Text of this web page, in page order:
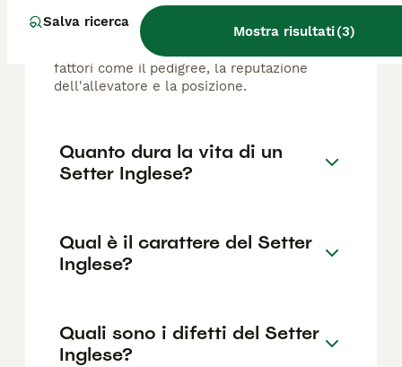
Salva ricerca
Mostra risultati(3)
Il costo medio di un cucciolo di Setter
Inglese di razza pura in Italia è di circa 163€
,anche se i prezzi possono variare in base a
fattori come il pedigree, la reputazione
dell'allevatore e la posizione.
Quanto dura la vita di un
Setter Inglese?
Qual è il carattere del Setter
Inglese?
Quali sono i difetti del Setter
Inglese?